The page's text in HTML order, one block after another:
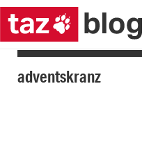
adventskranz